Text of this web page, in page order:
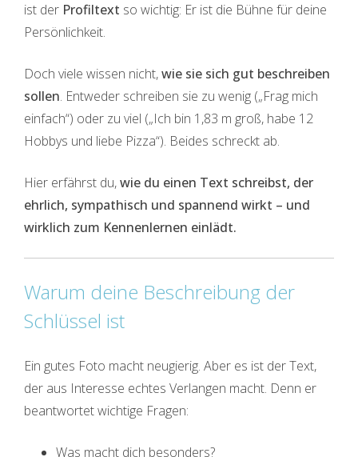
ist der Profiltext so wichtig: Er ist die Bühne für deine
Persönlichkeit.
Doch viele wissen nicht,wie sie sich gut beschreiben
sollen. Entweder schreiben sie zu wenig („Frag mich
einfach“) oder zu viel („Ich bin 1,83 m groß, habe 12
Hobbys und liebe Pizza“). Beides schreckt ab.
Hier erfährst du,wie du einen Text schreibst, der
ehrlich, sympathisch und spannend wirkt – und
wirklich zum Kennenlernen einlädt.
Warum deine Beschreibung der
Schlüssel ist
Ein gutes Foto macht neugierig. Aber es ist der Text,
der aus Interesse echtes Verlangen macht. Denn er
beantwortet wichtige Fragen:
Was macht dich besonders?